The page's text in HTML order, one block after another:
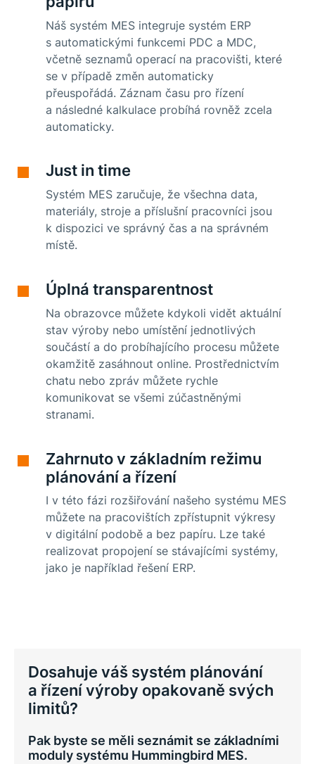
Náš systém MES integruje systém ERP
s automatickými funkcemi PDC a MDC,
včetně seznamů operací na pracovišti, které
se v případě změn automaticky
přeuspořádá. Záznam času pro řízení
a následné kalkulace probíhá rovněž zcela
automaticky.
Just in time
Systém MES zaručuje, že všechna data,
materiály, stroje a příslušní pracovníci jsou
k dispozici ve správný čas a na správném
místě.
Úplná transparentnost
Na obrazovce můžete kdykoli vidět aktuální
stav výroby nebo umístění jednotlivých
součástí a do probíhajícího procesu můžete
okamžitě zasáhnout online. Prostřednictvím
chatu nebo zpráv můžete rychle
komunikovat se všemi zúčastněnými
stranami.
Zahrnuto v základním režimu
plánování a řízení
I v této fázi rozšiřování našeho systému MES
můžete na pracovištích zpřístupnit výkresy
v digitální podobě a bez papíru. Lze také
realizovat propojení se stávajícími systémy,
jako je například řešení ERP.
Dosahuje váš systém plánování
a řízení výroby opakovaně svých
limitů?
Pak byste se měli seznámit se základními
moduly systému Hummingbird MES.